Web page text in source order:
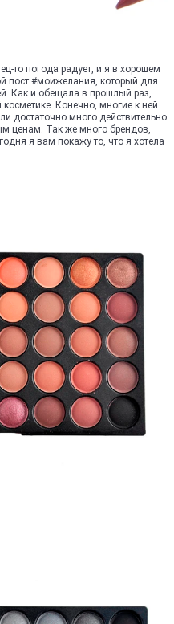
то погода радует, и я в хорошем
пост #моижелания, который для
Как и обещала в прошлый раз,
Конечно, многие к ней
достаточно много действительно
ценам. Так же много брендов,
я вам покажу то, что я хотела